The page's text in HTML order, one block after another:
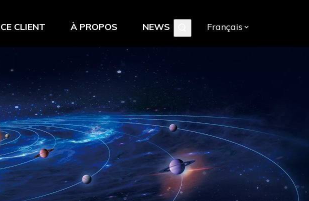
CLIENT À PROPOS NEWS Français